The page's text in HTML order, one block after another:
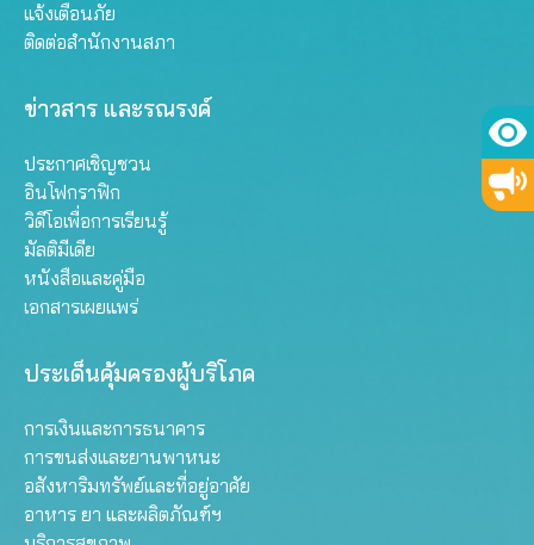
แจ้งเตือนภัย
ติดต่อสำนักงานสภา
ข่าวสาร และรณรงค์
ประกาศเชิญชวน
อินโฟกราฟิก
วิดีโอเพื่อการเรียนรู้
มัลติมีเดีย
หนังสือและคู่มือ
เอกสารเผยแพร่
ประเด็นคุ้มครองผู้บริโภค
การเงินและการธนาคาร
การขนส่งและยานพาหนะ
อสังหาริมทรัพย์และที่อยู่อาศัย
อาหาร ยา และผลิตภัณฑ์ฯ